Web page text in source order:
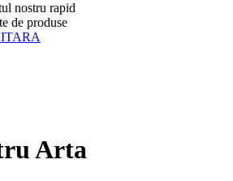
nostru rapid
de produse
Arta